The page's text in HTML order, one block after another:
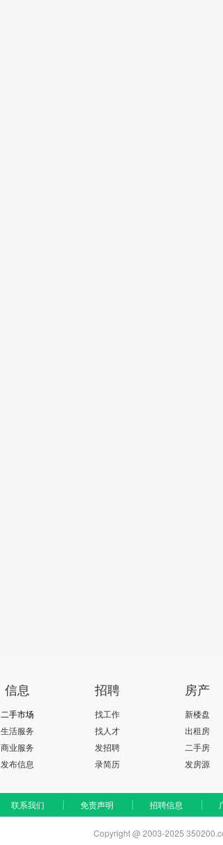
信息
二手市场
生活服务
商业服务
发布信息
招聘
找工作
找人才
发招聘
录简历
房产
新楼盘
出租房
二手房
发房源
联系我们 免责声明 招聘信息
Copyright @ 2003-2025